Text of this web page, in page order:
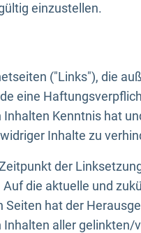
einzustellen.
("Links"), die
eine
Kenntnis hat
Inhalte zu
der
die aktuelle und
hat der
aller gelinkten/